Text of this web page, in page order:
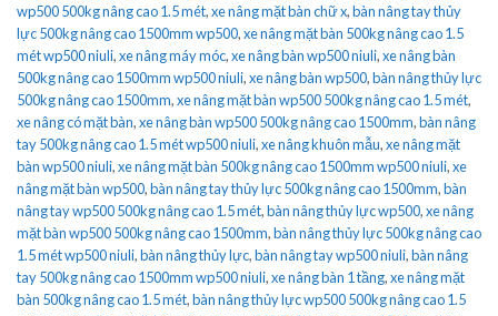
wp500 500kg nâng cao 1.5 mét,xe nâng mặt bàn chữ x,bàn nâng tay thủy
lực 500kg nâng cao 1500mm wp500,xe nâng mặt bàn 500kg nâng cao 1.5
mét wp500 niuli,xe nâng máy móc,xe nâng bàn wp500 niuli,xe nâng bàn
500kg nâng cao 1500mm wp500 niuli,xe nâng bàn wp500,bàn nâng thủy lực
500kg nâng cao 1500mm,xe nâng mặt bàn wp500 500kg nâng cao 1.5 mét,
xe nâng có mặt bàn,xe nâng bàn wp500 500kg nâng cao 1500mm,bàn nâng
tay 500kg nâng cao 1.5 mét wp500 niuli,xe nâng khuôn mẫu,xe nâng mặt
bàn wp500 niuli,xe nâng mặt bàn 500kg nâng cao 1500mm wp500 niuli,xe
nâng mặt bàn wp500,bàn nâng tay thủy lực 500kg nâng cao 1500mm,bàn
nâng tay wp500 500kg nâng cao 1.5 mét,bàn nâng thủy lực wp500,xe nâng
mặt bàn wp500 500kg nâng cao 1500mm,bàn nâng thủy lực 500kg nâng cao
1.5 mét wp500 niuli,bàn nâng thủy lực,bàn nâng tay wp500 niuli,bàn nâng
tay 500kg nâng cao 1500mm wp500 niuli,xe nâng bàn 1 tầng,xe nâng mặt
bàn 500kg nâng cao 1.5 mét,bàn nâng thủy lực wp500 500kg nâng cao 1.5